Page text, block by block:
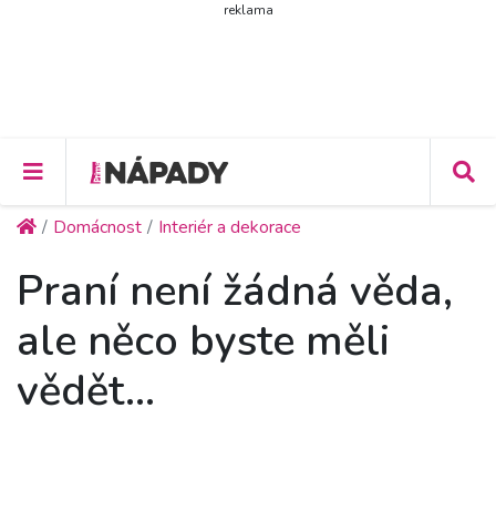
reklama
Domácnost Interiér a dekorace
Praní není žádná věda,
ale něco byste měli
vědět…